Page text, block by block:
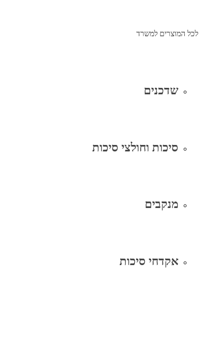
לכל המוצרים למשרד
שדכנים
סיכות וחולצי סיכות
מנקבים
אקדחי סיכות